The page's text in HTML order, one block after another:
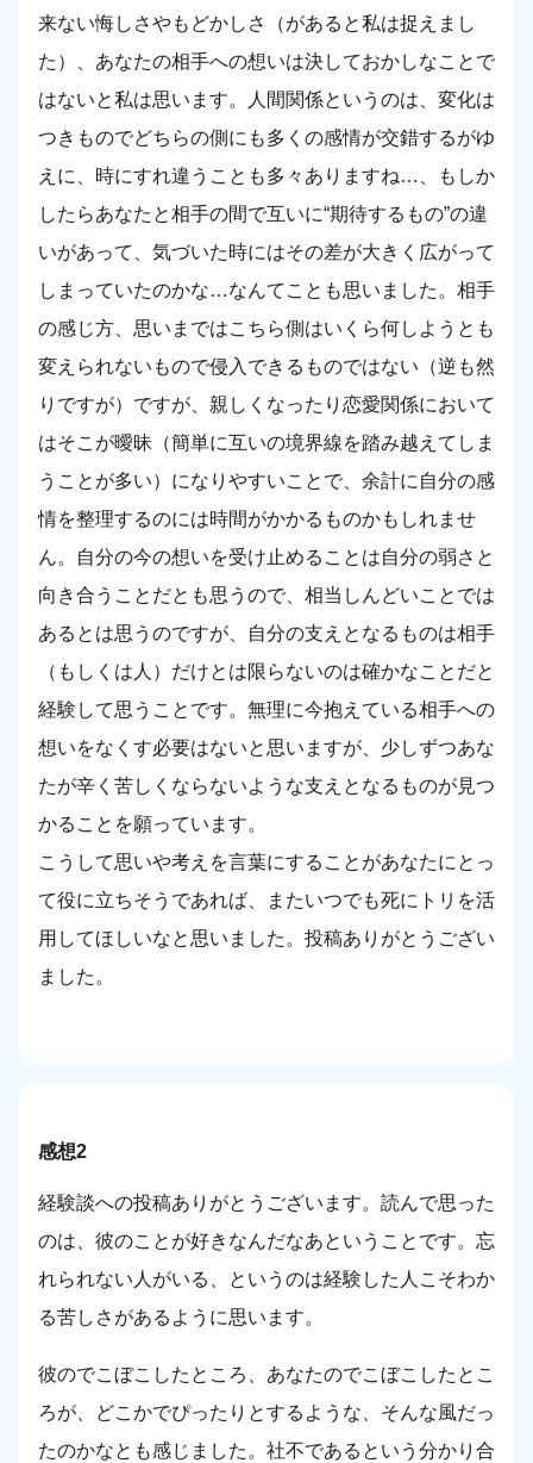
来ない悔しさやもどかしさ（があると私は捉えまし
た）、あなたの相手への想いは決しておかしなことで
はないと私は思います。人間関係というのは、変化は
つきものでどちらの側にも多くの感情が交錯するがゆ
えに、時にすれ違うことも多々ありますね…、もしか
したらあなたと相手の間で互いに“期待するもの”の違
いがあって、気づいた時にはその差が大きく広がって
しまっていたのかな…なんてことも思いました。相手
の感じ方、思いまではこちら側はいくら何しようとも
変えられないもので侵入できるものではない（逆も然
りですが）ですが、親しくなったり恋愛関係において
はそこが曖昧（簡単に互いの境界線を踏み越えてしま
うことが多い）になりやすいことで、余計に自分の感
情を整理するのには時間がかかるものかもしれませ
ん。自分の今の想いを受け止めることは自分の弱さと
向き合うことだとも思うので、相当しんどいことでは
あるとは思うのですが、自分の支えとなるものは相手
（もしくは人）だけとは限らないのは確かなことだと
経験して思うことです。無理に今抱えている相手への
想いをなくす必要はないと思いますが、少しずつあな
たが辛く苦しくならないような支えとなるものが見つ
かることを願っています。
こうして思いや考えを言葉にすることがあなたにとっ
て役に立ちそうであれば、またいつでも死にトリを活
用してほしいなと思いました。投稿ありがとうござい
ました。
感想2
経験談への投稿ありがとうございます。読んで思った
のは、彼のことが好きなんだなあということです。忘
れられない人がいる、というのは経験した人こそわか
る苦しさがあるように思います。
彼のでこぼこしたところ、あなたのでこぼこしたとこ
ろが、どこかでぴったりとするような、そんな風だっ
たのかなとも感じました。社不であるという分かり合